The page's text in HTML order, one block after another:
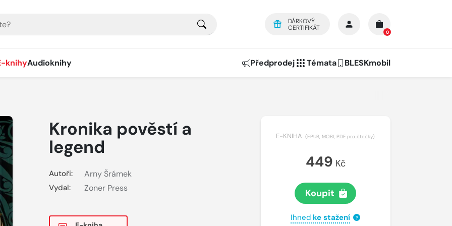
DÁRKOVÝ
CERTIFIKÁT
0
knihyAudioknihy Předprodej Témata BLESKmobil
Kronika pověstí a
legend
Autoři: Arny Šrámek
Vydal: Zoner Press
E-KNIHA (EPUB, MOBI, PDF pro čtečky)
449 Kč
Koupit
Ihned ke stažení ?